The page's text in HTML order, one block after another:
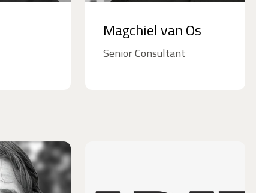
Magchiel van Os
Senior Consultant